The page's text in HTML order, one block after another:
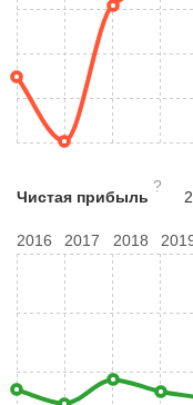
Чистая прибыль
?
2016 2017 2018